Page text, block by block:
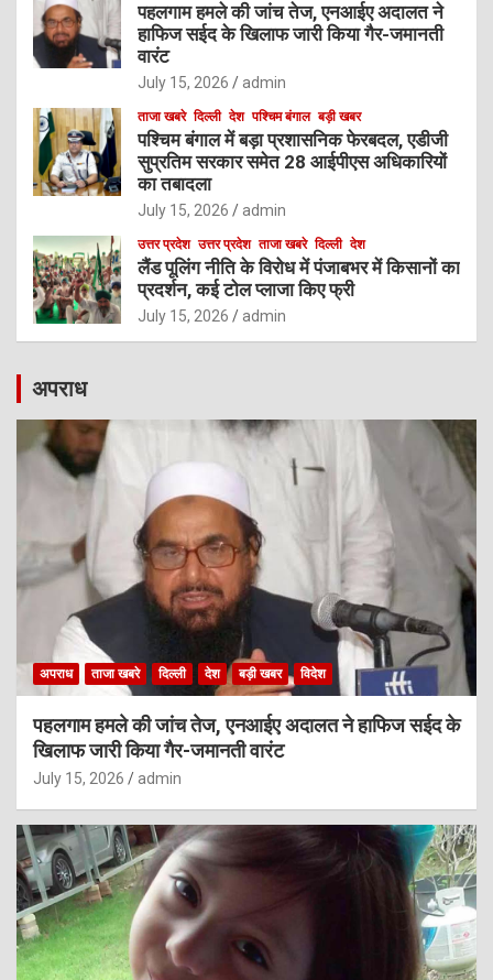
पहलगाम हमले की जांच तेज, एनआईए अदालत ने
हाफिज सईद के खिलाफ जारी किया गैर-जमानती
वारंट
July 15, 2026 admin
ताजा खबरे दिल्ली देश पश्चिम बंगाल बड़ी खबर
पश्चिम बंगाल में बड़ा प्रशासनिक फेरबदल, एडीजी
सुप्रतिम सरकार समेत 28 आईपीएस अधिकारियों
का तबादला
July 15, 2026 admin
उत्तर प्रदेश उत्तर प्रदेश ताजा खबरे दिल्ली देश
लैंड पूलिंग नीति के विरोध में पंजाबभर में किसानों का
प्रदर्शन, कई टोल प्लाजा किए फ्री
July 15, 2026 admin
अपराध
अपराध ताजा खबरे दिल्ली देश बड़ी खबर विदेश
पहलगाम हमले की जांच तेज, एनआईए अदालत ने हाफिज सईद के
खिलाफ जारी किया गैर-जमानती वारंट
July 15, 2026 admin